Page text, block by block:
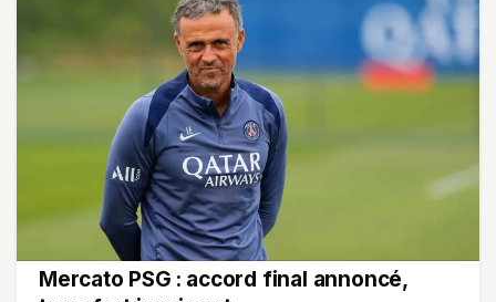
Mercato PSG : accord final annoncé,